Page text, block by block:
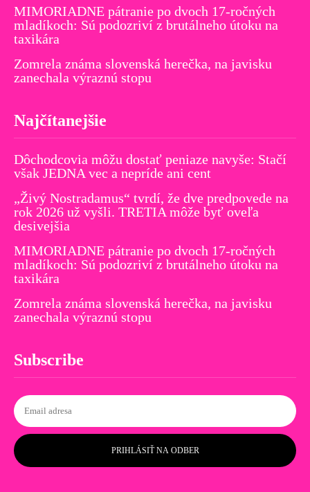
MIMORIADNE pátranie po dvoch 17-ročných
mladíkoch: Sú podozriví z brutálneho útoku na
taxikára
Zomrela známa slovenská herečka, na javisku
zanechala výraznú stopu
Najčítanejšie
Dôchodcovia môžu dostať peniaze navyše: Stačí
však JEDNA vec a nepríde ani cent
„Živý Nostradamus“ tvrdí, že dve predpovede na
rok 2026 už vyšli. TRETIA môže byť oveľa
desivejšia
MIMORIADNE pátranie po dvoch 17-ročných
mladíkoch: Sú podozriví z brutálneho útoku na
taxikára
Zomrela známa slovenská herečka, na javisku
zanechala výraznú stopu
Subscribe
PRIHLÁSIŤ NA ODBER